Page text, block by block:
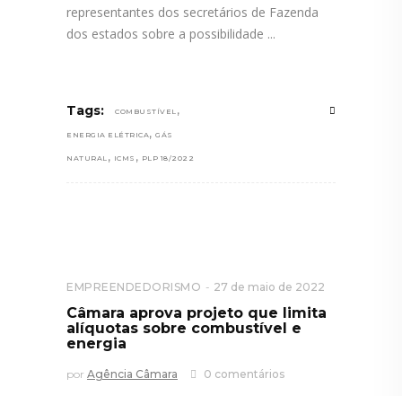
representantes dos secretários de Fazenda
dos estados sobre a possibilidade
Tags: COMBUSTÍVEL ,
ENERGIA ELÉTRICA, GÁS
NATURAL , ICMS , PLP 18/2022
EMPREENDEDORISMO 27 de maio de 2022
Câmara aprova projeto que limita
alíquotas sobre combustível e
energia
por Agência Câmara 0 comentários